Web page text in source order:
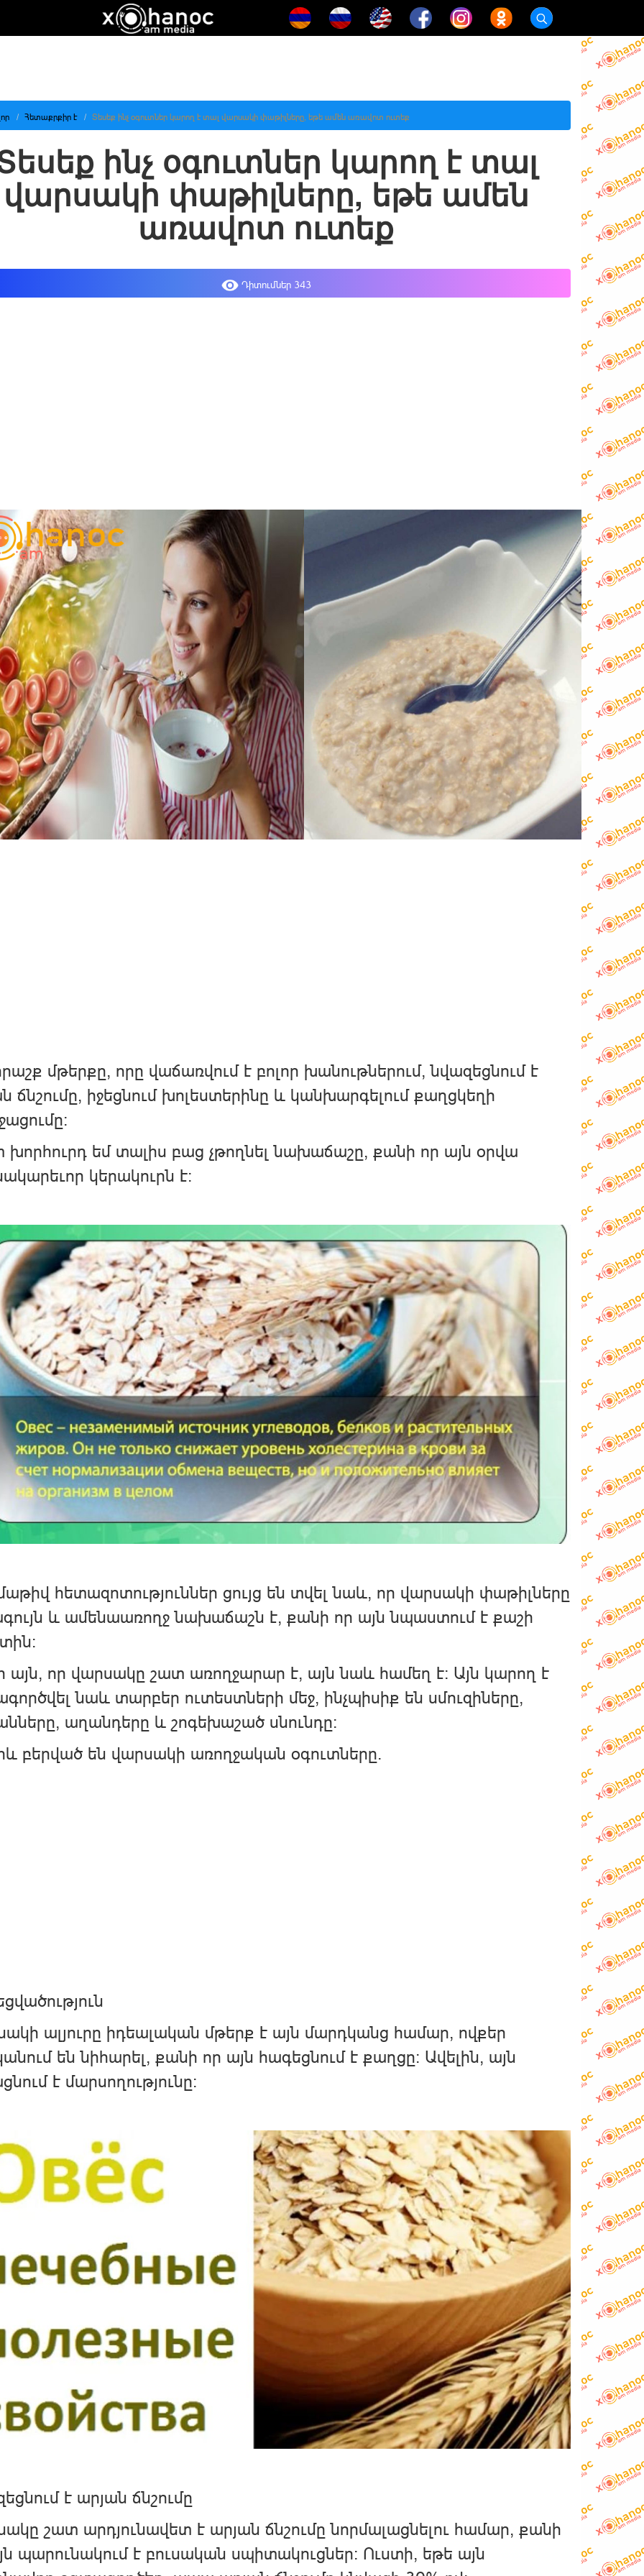
Հետաքրքիր է Տեսեք ինչ օգուտներ կարող է տալ վարսակի փաթիլները, եթե ամեն առավոտ ուտեք
ինչ օգուտներ կարող է տալ
վարսակի փաթիլները, եթե ամեն
առավոտ ուտեք
Դիտումներ 343
մթերքը, որը վաճառվում է բոլոր խանութներում, նվազեցնում է
ճնշումը, իջեցնում խոլեստերինը և կանխարգելում քաղցկեղի
խորհուրդ եմ տալիս բաց չթողնել նախաճաշը, քանի որ այն օրվա
կերակուրն է։
հետազոտություններ ցույց են տվել նաև, որ վարսակի փաթիլները
և ամենաառողջ նախաճաշն է, քանի որ այն նպաստում է քաշի
այն, որ վարսակը շատ առողջարար է, այն նաև համեղ է։ Այն կարող է
նաև տարբեր ուտեստների մեջ, ինչպիսիք են սմուզիները,
աղանդերը և շոգեխաշած սնունդը:
բերված են վարսակի առողջական օգուտները.
ալյուրը իդեալական մթերք է այն մարդկանց համար, ովքեր
են նիհարել, քանի որ այն հագեցնում է քաղցը։ Ավելին, այն
է մարսողությունը։
է արյան ճնշումը
շատ արդյունավետ է արյան ճնշումը նորմալացնելու համար, քանի
պարունակում է բուսական սպիտակուցներ: Ուստի, եթե այն